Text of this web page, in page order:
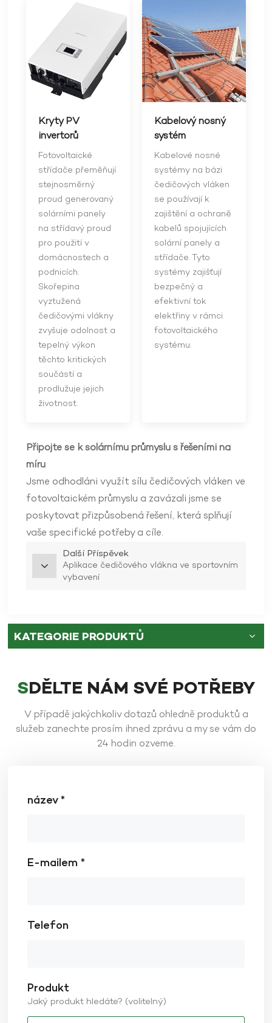
Kryty PV
invertorů
Fotovoltaické
střídače přeměňují
stejnosměrný
proud generovaný
solárními panely
na střídavý proud
pro použití v
domácnostech a
podnicích.
Skořepina
vyztužená
čedičovými vlákny
zvyšuje odolnost a
tepelný výkon
těchto kritických
součástí a
prodlužuje jejich
životnost.
Kabelový nosný
systém
Kabelové nosné
systémy na bázi
čedičových vláken
se používají k
zajištění a ochraně
kabelů spojujících
solární panely a
střídače. Tyto
systémy zajišťují
bezpečný a
efektivní tok
elektřiny v rámci
fotovoltaického
systému.
Připojte se k solárnímu průmyslu s řešeními na
míru
Jsme odhodláni využít sílu čedičových vláken ve
fotovoltaickém průmyslu a zavázali jsme se
poskytovat přizpůsobená řešení, která splňují
vaše specifické potřeby a cíle.
Další Příspěvek
Aplikace čedičového vlákna ve sportovním
vybavení
KATEGORIE PRODUKTŮ
SDĚLTE NÁM SVÉ POTŘEBY
V případě jakýchkoliv dotazů ohledně produktů a
služeb zanechte prosím ihned zprávu a my se vám do
24 hodin ozveme.
název *
E-mailem *
Telefon
Produkt
Jaký produkt hledáte? (volitelný)